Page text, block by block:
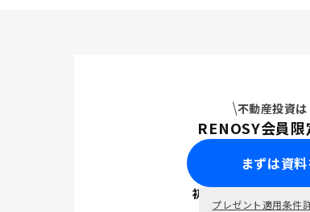
不動産投資
RENOSY会員限
まずは資
初回面談で
プレゼント適用条件